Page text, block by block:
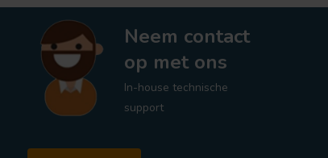
Neem contact
op met ons
In-house technische
support